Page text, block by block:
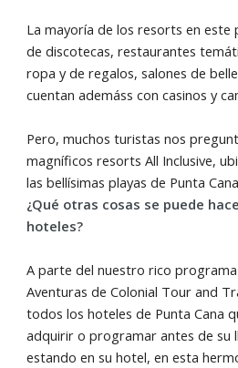
La mayoría de los resorts en
de discotecas, restaurantes
ropa y de regalos, salones de
cuentan ademáss con casinos y
Pero, muchos turistas nos
magníficos resorts All Inclusive,
las bellísimas playas de Punta
¿Qué otras cosas se puede
hoteles?
A parte del nuestro rico
Aventuras de Colonial Tour and
todos los hoteles de Punta Cana
adquirir o programar antes de su
estando en su hotel, en esta